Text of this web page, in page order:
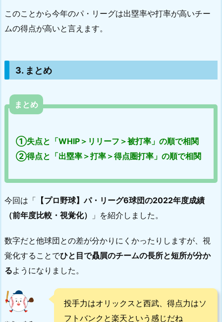
このことから今年のパ・リーグは出塁率や打率が高いチー
ムの得点が高いと言えます。
3. まとめ
まとめ
①失点と「WHIP＞リリーフ＞被打率」の順で相関
②得点と「出塁率＞打率＞得点圏打率」の順で相関
今回は「 【プロ野球】パ・リーグ6球団の2022年度成績
（前年度比較・視覚化）
」を紹介しました。
数字だと他球団との差が分かりにくかったりしますが、視
覚化することでひと目で贔屓のチームの長所と短所が分か
るようになりました。
投手力はオリックスと西武、得点力はソ
フトバンクと楽天という感じだね